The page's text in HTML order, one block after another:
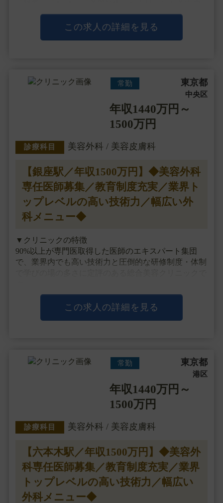
膚科メニューを中心に診療を行っていますが、
最近では一部の院で注入治療や目元整形、男性器治療
など外科メニューも手掛け、
この求人の詳細を見る
常勤 東京都
中央区
年収1440万円～
1500万円
診療科目 美容外科 / 美容皮膚科
【銀座駅／年収1500万円】◆美容外科
専任医師募集／教育制度充実／業界ト
ップレベルの高い技術力／幅広い外
科メニュー◆
▼クリニックの特徴
90%以上が専門医取得した医師のエキスパート集団
で、業界内でも高い技術力と圧倒的な研修制度・体制
全うに美容医療を患者様へ提供できるよう、医師の技
術向上のため国内に留まらず海外にも目を向けた多く
この求人の詳細を見る
常勤 東京都
港区
年収1440万円～
1500万円
診療科目 美容外科 / 美容皮膚科
【六本木駅／年収1500万円】◆美容外
科専任医師募集／教育制度充実／業界
トップレベルの高い技術力／幅広い
外科メニュー◆